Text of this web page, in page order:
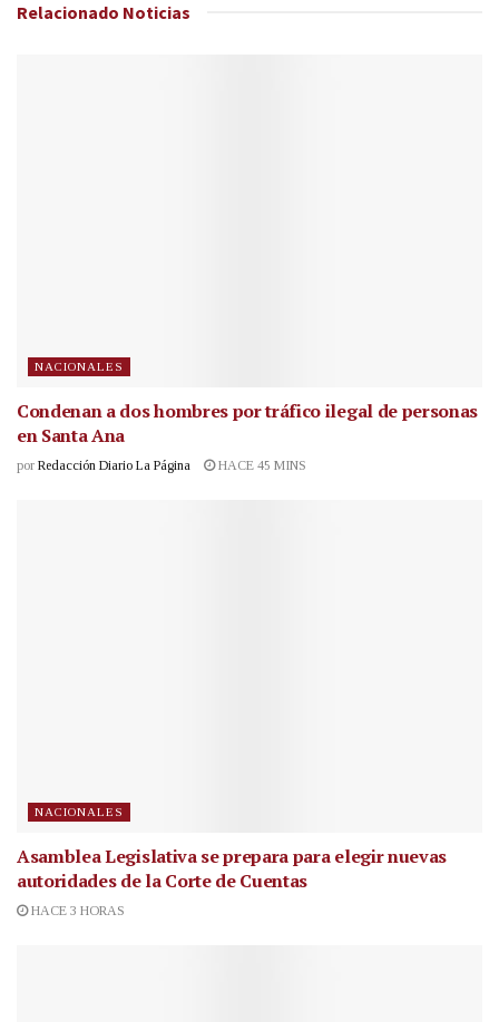
Relacionado Noticias
NACIONALES
Condenan a dos hombres por tráfico ilegal de personas
en Santa Ana
por Redacción Diario La Página HACE 45 MINS
NACIONALES
Asamblea Legislativa se prepara para elegir nuevas
autoridades de la Corte de Cuentas
HACE 3 HORAS